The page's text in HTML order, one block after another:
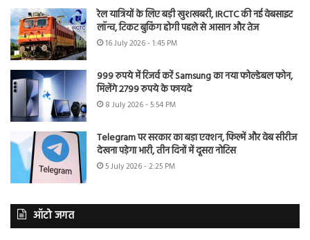
रेल यात्रियों के लिए बड़ी खुशखबरी, IRCTC की नई वेबसाइट
लॉन्च, टिकट बुकिंग होगी पहले से आसान और तेज
16 July 2026 - 1:45 PM
999 रुपये में रिजर्व करें Samsung का नया फोल्डेबल फोन,
मिलेंगे 2799 रुपये के फायदे
8 July 2026 - 5:54 PM
Telegram पर सरकार का बड़ा एक्शन, फिल्में और वेब सीरीज
देखना पड़ेगा भारी, तीन दिनों में दूसरा नोटिस
5 July 2026 - 2:25 PM
ऑटो जगत